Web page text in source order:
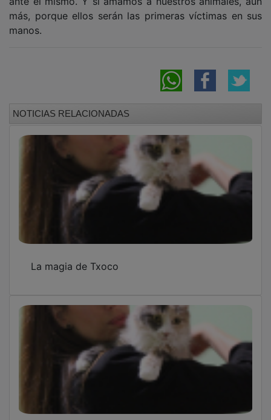
más, porque ellos serán las primeras víctimas en sus
manos.